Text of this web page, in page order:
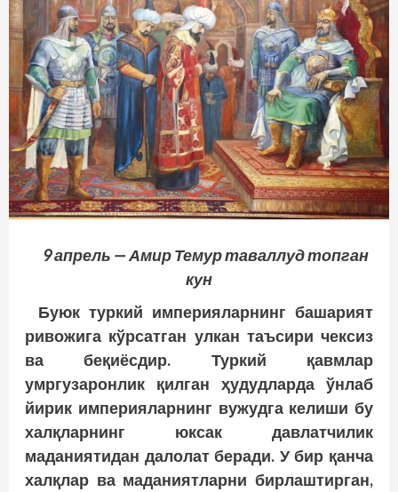
9 апрель — Амир Темур таваллуд топган
кун
Буюк туркий империяларнинг башарият
ривожига кўрсатган улкан таъсири чексиз
ва беқиёсдир. Туркий қавмлар
умргузаронлик қилган ҳудудларда ўнлаб
йирик империяларнинг вужудга келиши бу
халқларнинг юксак давлатчилик
маданиятидан далолат беради. У бир қанча
халқлар ва маданиятларни бирлаштирган,